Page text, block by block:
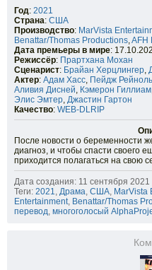
Год: 2021
Страна: США
Производство: MarVista
Benattar/Thomas Productions,AFH
Дата премьеры в мире:
Режиссёр: Прартхана Мохан
Сценарист: Брайан Херцлингер,
Актер: Адам Хасс, Пейдж
Аливия Дисней, Кэмерон Гиллиам
Элис Эмтер, Джастин Гартон
Качество: WEB-DLRIP
После новости о беременности
диагноз, и чтобы спасти своего
приходится полагаться на свою
Дата создания: 11 сентября 2021
Теги: 2021, Драма, США, MarVista
Entertainment, Benattar/Thomas
перевод, многоголосый